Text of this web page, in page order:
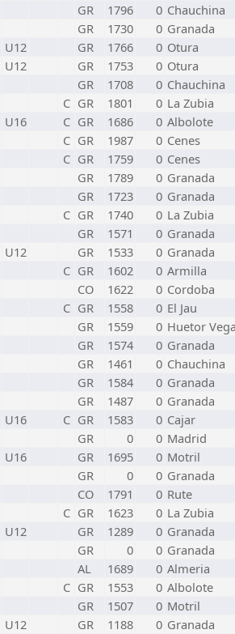
GR 1796 0 Chauchina
GR 1730 0 Granada
U12 GR 1766 0 Otura
U12 GR 1753 0 Otura
GR 1708 0 Chauchina
C GR 1801 0 La Zubia
U16 C GR 1686 0 Albolote
C GR 1987 0 Cenes
C GR 1759 0 Cenes
GR 1789 0 Granada
GR 1723 0 Granada
C GR 1740 0 La Zubia
GR 1571 0 Granada
U12 GR 1533 0 Granada
C GR 1602 0 Armilla
CO 1622 0 Cordoba
C GR 1558 0 El Jau
GR 1559 0 Huetor Vega
GR 1574 0 Granada
GR 1461 0 Chauchina
GR 1584 0 Granada
GR 1487 0 Granada
U16 C GR 1583 0 Cajar
GR 0 0 Madrid
U16 GR 1695 0 Motril
GR 0 0 Granada
CO 1791 0 Rute
C GR 1623 0 La Zubia
U12 GR 1289 0 Granada
GR 0 0 Granada
AL 1689 0 Almeria
C GR 1553 0 Albolote
GR 1507 0 Motril
U12 GR 1188 0 Granada